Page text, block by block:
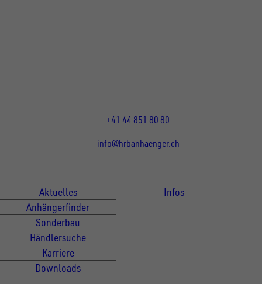
+41 44 851 80 80
info@hrbanhaenger.ch
Aktuelles
Anhängerfinder
Sonderbau
Händlersuche
Karriere
Downloads
Infos